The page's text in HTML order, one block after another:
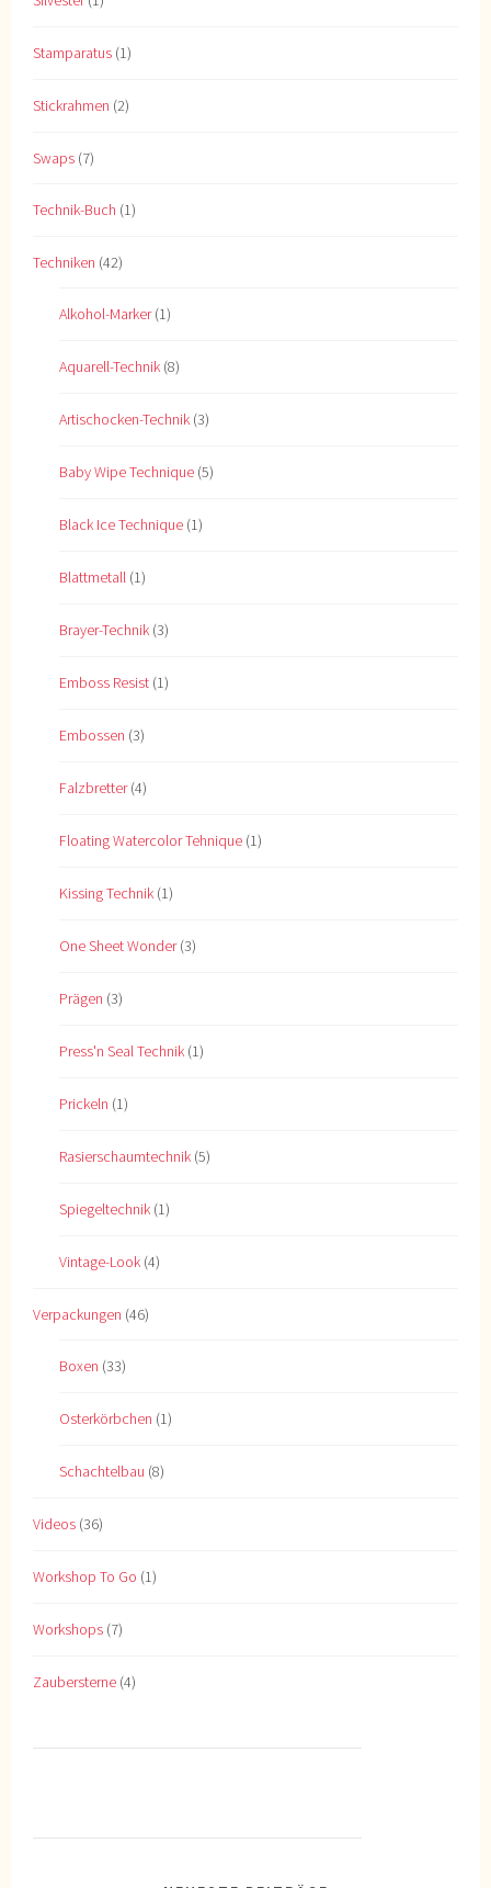
Stamparatus (1)
Stickrahmen (2)
Swaps (7)
Technik-Buch (1)
Techniken (42)
Alkohol-Marker(1)
Aquarell-Technik (8)
Artischocken-Technik (3)
Baby Wipe Technique (5)
Black Ice Technique (1)
Blattmetall (1)
Brayer-Technik (3)
Emboss Resist (1)
Embossen (3)
Falzbretter(4)
Floating Watercolor Tehnique (1)
Kissing Technik (1)
One Sheet Wonder(3)
Prägen (3)
Press'n Seal Technik (1)
Prickeln (1)
Rasierschaumtechnik (5)
Spiegeltechnik (1)
Vintage-Look (4)
Verpackungen (46)
Boxen (33)
Osterkörbchen (1)
Schachtelbau (8)
Videos (36)
Workshop To Go (1)
Workshops (7)
Zaubersterne (4)